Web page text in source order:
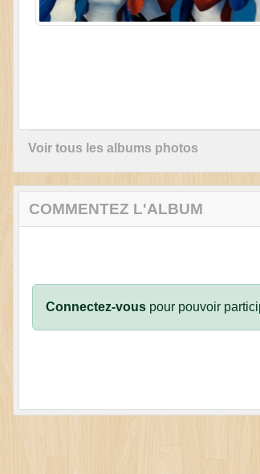
Voir tous les albums photos
COMMENTEZ L'ALBUM
Connectez-vous pour pouvoir